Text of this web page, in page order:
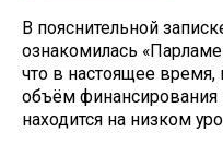
В пояснительной
ознакомилась
что в настоящее время,
объём финансирования
находится на низком